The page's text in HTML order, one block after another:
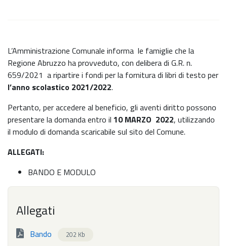
L’Amministrazione Comunale informa le famiglie che la
Regione Abruzzo ha provveduto, con delibera di G.R. n.
659/2021 a ripartire i fondi per la fornitura di libri di testo per
l’anno scolastico 2021/2022.
Pertanto, per accedere al beneficio, gli aventi diritto possono
presentare la domanda entro il 10 MARZO 2022, utilizzando
il modulo di domanda scaricabile sul sito del Comune.
ALLEGATI:
BANDO E MODULO
Allegati
Bando 202 Kb